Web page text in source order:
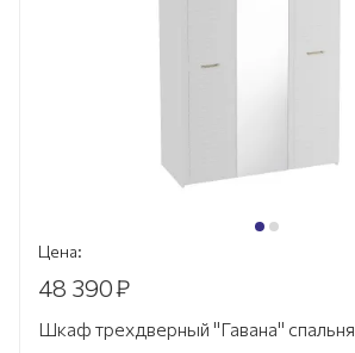
Цена:
48 390₽
Шкаф трехдверный "Гавана" спальня